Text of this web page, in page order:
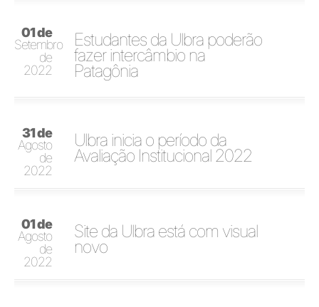
01 de
Setembro
de
2022
Estudantes da Ulbra poderão
fazer intercâmbio na
Patagônia
31 de
Agosto
de
2022
Ulbra inicia o período da
Avaliação Institucional 2022
01 de
Agosto
de
2022
Site da Ulbra está com visual
novo